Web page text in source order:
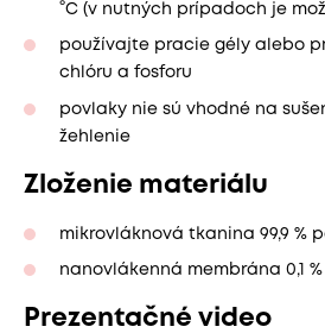
°C (v nutných prípadoch je
používajte pracie gély alebo
chlóru a fosforu
povlaky nie sú vhodné na
žehlenie
Zloženie materiálu
mikrovláknová tkanina 99,9 %
nanovlákenná membrána 0,1
Prezentačné video